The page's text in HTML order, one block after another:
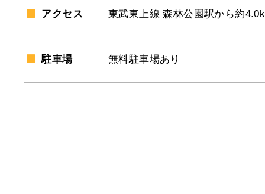
アクセス 東武東上線 森林公園駅から約
駐車場 無料駐車場あり